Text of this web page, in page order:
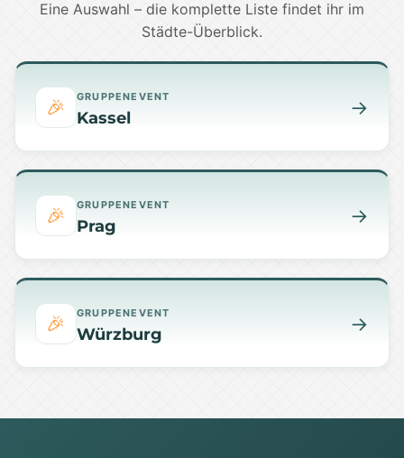
Eine Auswahl – die komplette Liste findet ihr im
Städte-Überblick.
🎉 GRUPPENEVENT
Kassel →
🎉 GRUPPENEVENT
Prag →
🎉 GRUPPENEVENT
Würzburg →